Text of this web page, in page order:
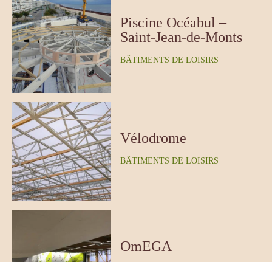
Piscine Océabul –
Saint-Jean-de-Monts
BÂTIMENTS DE LOISIRS
Vélodrome
BÂTIMENTS DE LOISIRS
OmEGA